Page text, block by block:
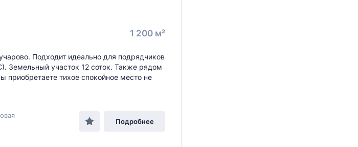
1 200 м²
Подходит идеально для подрядчиков
Земельный участок 12 соток. Также рядом
тихое спокойное место не
Подробнее